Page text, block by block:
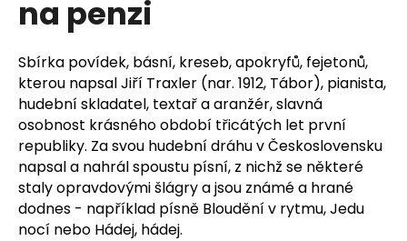
na penzi
Sbírka povídek, básní, kreseb, apokryfů, fejetonů,
kterou napsal Jiří Traxler (nar. 1912, Tábor), pianista,
hudební skladatel, textař a aranžér, slavná
osobnost krásného období třicátých let první
republiky. Za svou hudební dráhu v Československu
napsal a nahrál spoustu písní, z nichž se některé
staly opravdovými šlágry a jsou známé a hrané
dodnes - například písně Bloudění v rytmu, Jedu
nocí nebo Hádej, hádej.
a
í
t
?
HLEDAT